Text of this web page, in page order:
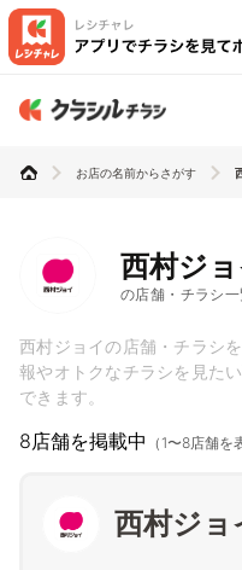
お店の名前からさがす
西村ジョ
の店舗・チラシ一
西村ジョイの店舗・チラシ
報やオトクなチラシを見た
できます。
8店舗を掲載中 （1〜8店舗を
西村ジ